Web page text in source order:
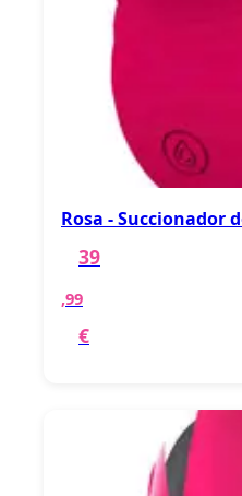
Rosa - Succionador
39
,99
€